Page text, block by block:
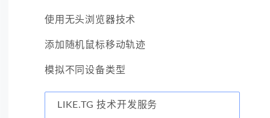
使用无头浏览器技术
添加随机鼠标移动轨迹
模拟不同设备类型
LIKE.TG 技术开发服务